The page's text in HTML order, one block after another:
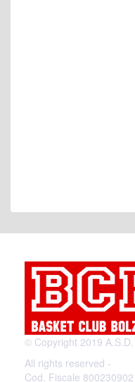
© Copyright 2019
All rights reserved -
Cod. Fiscale